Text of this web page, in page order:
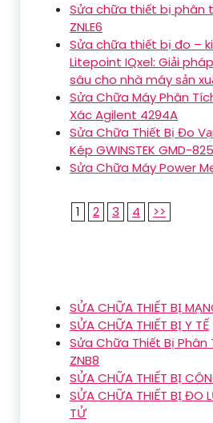
Sửa chữa thiết bị phân
ZNLE6
Sửa chữa thiết bị đo –
Litepoint IQxel: Giải
sâu cho nhà máy sản
Sửa Chữa Máy Phân
Xác Agilent 4294A
Sửa Chữa Thiết Bị Đo
Kép GWINSTEK GMD-
Sửa Chữa Máy Power
1 2 3 4 >>
SỬA CHỮA THIẾT BỊ
SỬA CHỮA THIẾT BỊ Y TẾ
Sửa Chữa Thiết Bị
ZNB8
SỬA CHỮA THIẾT BỊ
SỬA CHỮA THIẾT BỊ ĐO
TỬ